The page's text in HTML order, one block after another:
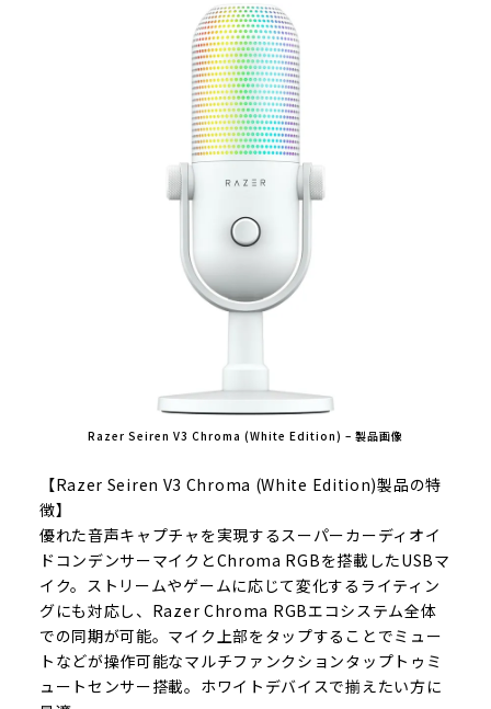
Razer Seiren V3 Chroma (White Edition) – 製品画像
【Razer Seiren V3 Chroma (White Edition)製品の特
徴】
優れた音声キャプチャを実現するスーパーカーディオイ
ドコンデンサーマイクとChroma RGBを搭載したUSBマ
イク。ストリームやゲームに応じて変化するライティン
グにも対応し、Razer Chroma RGBエコシステム全体
での同期が可能。マイク上部をタップすることでミュー
トなどが操作可能なマルチファンクションタップトゥミ
ュートセンサー搭載。ホワイトデバイスで揃えたい方に